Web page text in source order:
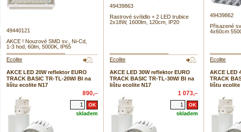
49440121
AKCE ! Nouzové SMD sv., Ni-Cd,
1-3 hod, 60lm, 5000K, IP65
49439863
Rastrové svítidlo + 2 LED trubice
2x18W, 1600lm, 120cm, IP20
49439862
Přisazené
4x60cm
Ecolite
AKCE LED 20W reflektor EURO
TRACK BASIC TR-TL-20W/ BI na
lištu ecolite N17
890,–
skladem
Ecolite
AKCE LED 30W reflektor EURO
TRACK BASIC TR-TL-30W/ BI na
lištu ecolite N17
1 073,–
skladem
Ecolite
AKCE LED
TRACK
lištu ecolite